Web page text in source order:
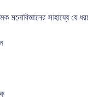
মনোবিজ্ঞানের সাহায্যে যে